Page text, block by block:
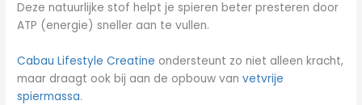
Deze natuurlijke stof helpt je spieren beter presteren door
ATP (energie) sneller aan te vullen.
Cabau Lifestyle Creatine ondersteunt zo niet alleen kracht,
maar draagt ook bij aan de opbouw vanvetvrije
spiermassa.